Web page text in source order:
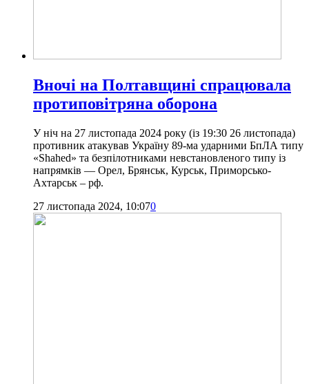
Вночі на Полтавщині спрацювала
протиповітряна оборона
У ніч на 27 листопада 2024 року (із 19:30 26 листопада)
противник атакував Україну 89-ма ударними БпЛА типу
«Shahed» та безпілотниками невстановленого типу із
напрямків — Орел, Брянськ, Курськ, Приморсько-
Ахтарськ – рф.
27 листопада 2024, 10:070